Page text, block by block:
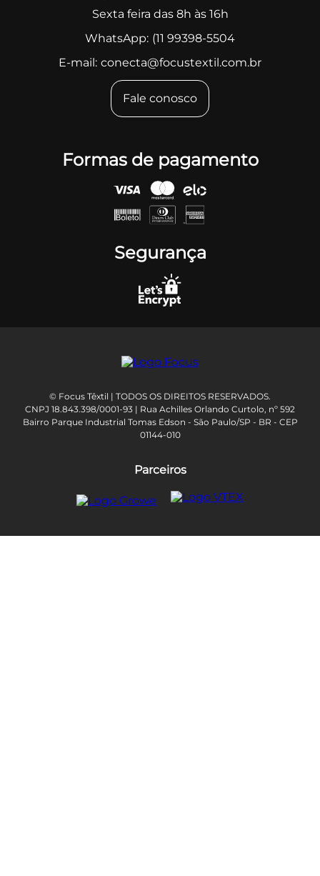
Sexta feira das 8h às 16h
WhatsApp: (11 99398-5504
E-mail: conecta@focustextil.com.br
Fale conosco
Formas de pagamento
Segurança
© Focus Têxtil | TODOS OS DIREITOS RESERVADOS.
CNPJ 18.843.398/0001-93 | Rua Achilles Orlando Curtolo, nº 592
Bairro Parque Industrial Tomas Edson - São Paulo/SP - BR - CEP
01144-010
Parceiros